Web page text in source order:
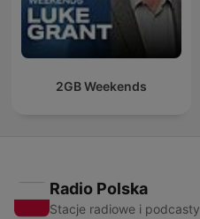
2GB Weekends
Radio Polska
Stacje radiowe i podcasty